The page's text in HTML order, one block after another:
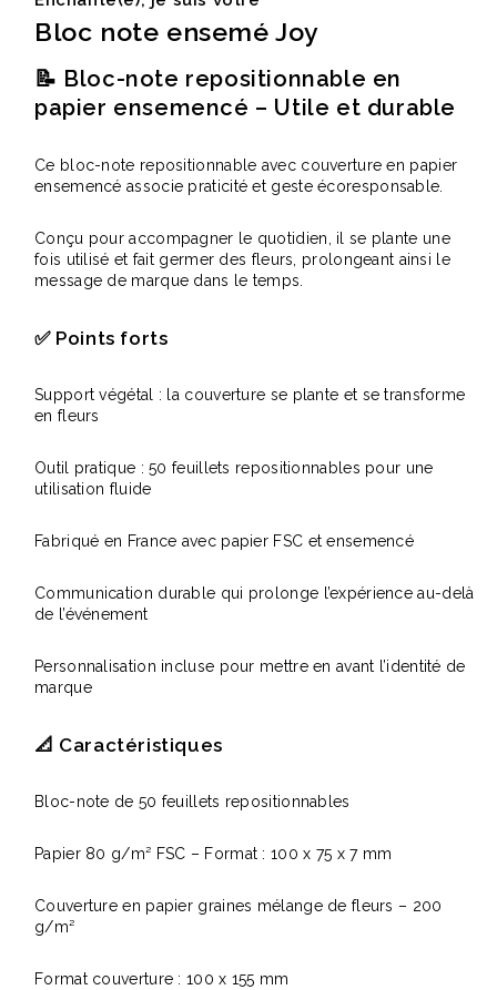
Bloc note ensemé Joy
📝 Bloc-note repositionnable en
papier ensemencé – Utile et durable
Ce bloc-note repositionnable avec couverture en papier
ensemencé associe praticité et geste écoresponsable.
Conçu pour accompagner le quotidien, il se plante une
fois utilisé et fait germer des fleurs, prolongeant ainsi le
message de marque dans le temps.
✅ Points forts
Support végétal : la couverture se plante et se transforme
en fleurs
Outil pratique : 50 feuillets repositionnables pour une
utilisation fluide
Fabriqué en France avec papier FSC et ensemencé
Communication durable qui prolonge l’expérience au-delà
de l’événement
Personnalisation incluse pour mettre en avant l’identité de
marque
📐 Caractéristiques
Bloc-note de 50 feuillets repositionnables
Papier 80 g/m² FSC – Format : 100 x 75 x 7 mm
Couverture en papier graines mélange de fleurs – 200
g/m²
Format couverture : 100 x 155 mm